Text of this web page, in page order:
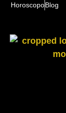
HoroscopoBlog